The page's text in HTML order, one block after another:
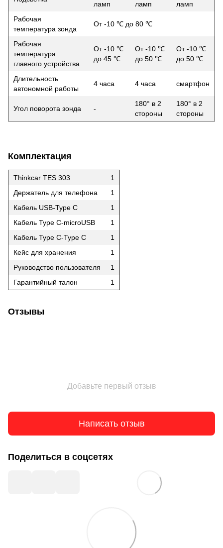
ламп
ламп
ламп
Рабочая
температура зонда
От -10 ℃ до 80 ℃
Рабочая
температура
главного устройства
От -10 ℃
до 45 ℃
От -10 ℃
до 50 ℃
От -10 ℃
до 50 ℃
Длительность
автономной работы
4 часа 4 часа смартфон
Угол поворота зонда -
180° в 2
стороны
180° в 2
стороны
Комплектация
Thinkcar TES 303
1
Держатель для телефона
1
Кабель USB-Type C
1
Кабель Type C-microUSB
1
Кабель Type C-Type C
1
Кейс для хранения
1
Руководство пользователя
1
Гарантийный талон
1
Отзывы
Добавьте первый отзыв
Написать отзыв
Поделиться в соцсетях